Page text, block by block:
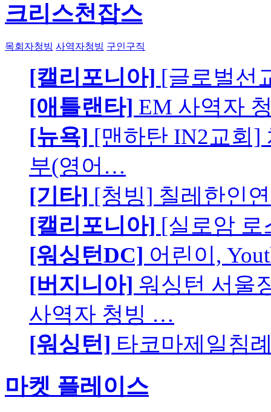
크리스천잡스
목회자청빙 사역자청빙 구인구직
[캘리포니아] [글로벌선
[애틀랜타] EM 사역자
[뉴욕] [맨하탄 IN2교회]
부(영어…
[기타] [청빙] 칠레한인
[캘리포니아] [실로암 로
[워싱턴DC] 어린이,
[버지니아] 워싱턴 서울
사역자 청빙 …
[워싱턴] 타코마제일침
마켓 플레이스